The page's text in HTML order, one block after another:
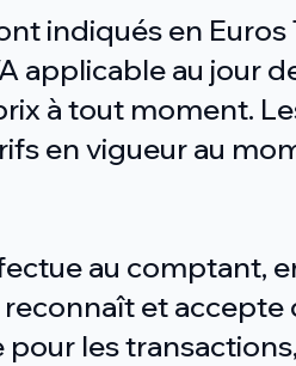
indiqués en Euros
applicable au jour
à tout moment.
en vigueur au
au comptant,
et accepte
les